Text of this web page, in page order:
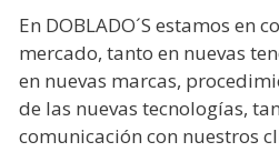
En DOBLADO´S estamos en
mercado, tanto en nuevas
en nuevas marcas,
de las nuevas tecnologías,
comunicación con nuestros